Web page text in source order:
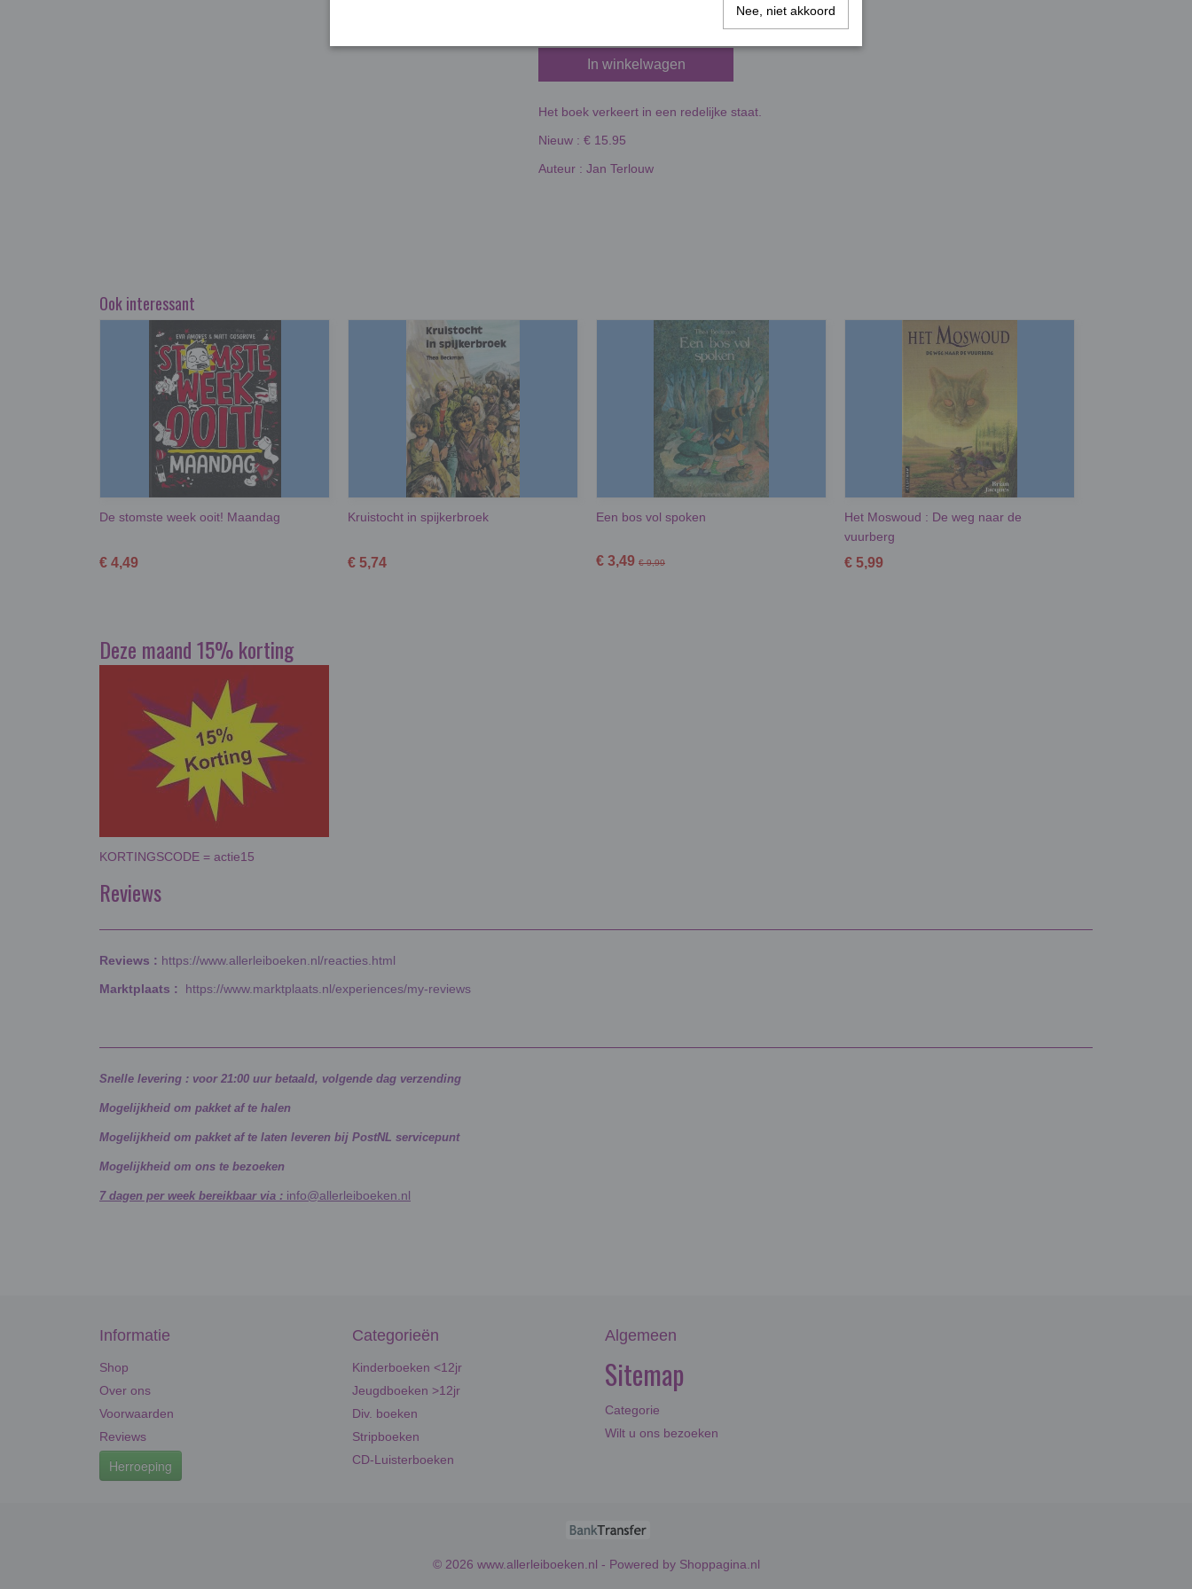
In winkelwagen
Het boek verkeert in een redelijke staat.
Nieuw : € 15.95
Auteur : Jan Terlouw
Ook interessant
De stomste week ooit! Maandag
€ 4,49
Kruistocht in spijkerbroek
€ 5,74
Een bos vol spoken
€ 3,49 € 9,99
Het Moswoud : De weg naar de
vuurberg
€ 5,99
Deze maand 15% korting
KORTINGSCODE = actie15
Reviews
Reviews : https://www.allerleiboeken.nl/reacties.html
Marktplaats : https://www.marktplaats.nl/experiences/my-reviews
Snelle levering : voor 21:00 uur betaald, volgende dag verzending
Mogelijkheid om pakket af te halen
Mogelijkheid om pakket af te laten leveren bij PostNL servicepunt
Mogelijkheid om ons te bezoeken
7 dagen per week bereikbaar via : info@allerleiboeken.nl
Informatie
Shop
Over ons
Voorwaarden
Reviews
Herroeping
Categorieën
Kinderboeken <12jr
Jeugdboeken >12jr
Div. boeken
Stripboeken
CD-Luisterboeken
Algemeen
Sitemap
Categorie
Wilt u ons bezoeken
© 2026 www.allerleiboeken.nl - Powered by Shoppagina.nl
Nee, niet akkoord